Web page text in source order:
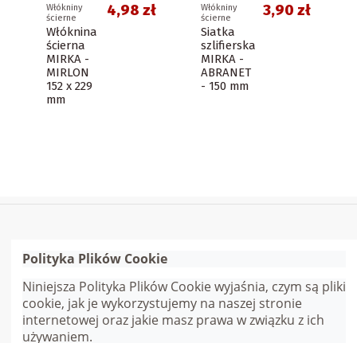
Włókniny
ścierne
Włóknina
ścierna
MIRKA -
MIRLON
152 x 229
mm
4,98 zł
Włókniny
ścierne
Siatka
szlifierska
MIRKA -
ABRANET
- 150 mm
3,90 zł
Skontaktuj się z nami
Polityka Plików Cookie
Niniejsza Polityka Plików Cookie wyjaśnia, czym są pliki
cookie, jak je wykorzystujemy na naszej stronie
internetowej oraz jakie masz prawa w związku z ich
używaniem.